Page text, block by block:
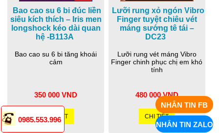
Bao cao su 6 bi đúc liền
siêu kích thích – Iris men
longshock kéo dài quan
hệ -B113A
Bao cao su 6 bi tăng khoái
cảm
350 000 VND
CHI TIẾT
Lưỡi rung xỏ ngón Vibro
Finger tuyệt chiêu vét
máng sướng tê tái –
DC23
Lưỡi rung vét máng Vibro
Finger chinh phục chị em khó
tính
480 000 VND
CHI TIẾT
0985.553.996
NHẮN TIN FB
NHẮN TIN ZALO